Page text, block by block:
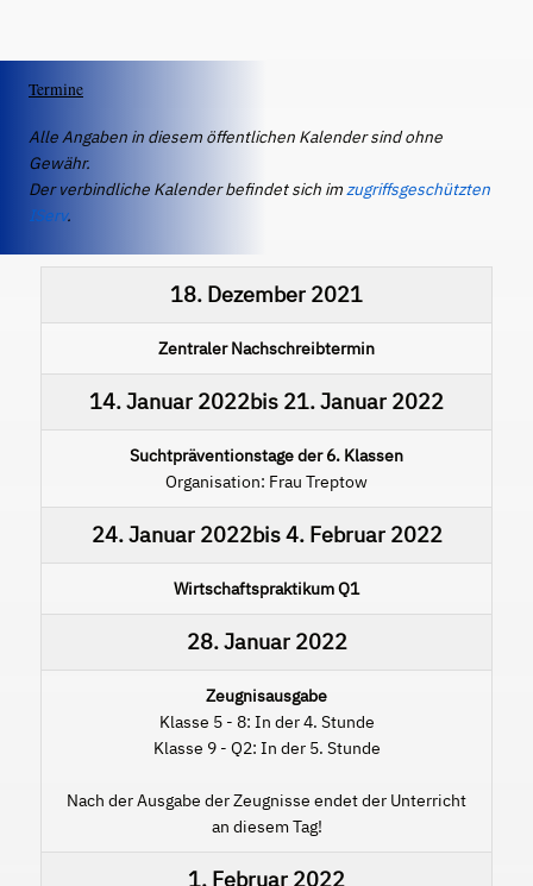
Termine
Alle Angaben in diesem öffentlichen Kalender sind ohne
Gewähr.
Der verbindliche Kalender befindet sich imzugriffsgeschützten
IServ.
18. Dezember 2021
Zentraler Nachschreibtermin
14. Januar 2022bis 21. Januar 2022
Suchtpräventionstage der 6. Klassen
Organisation: Frau Treptow
24. Januar 2022bis4. Februar 2022
Wirtschaftspraktikum Q1
28. Januar 2022
Zeugnisausgabe
Klasse 5 - 8: In der 4. Stunde
Klasse 9 - Q2: In der 5. Stunde
Nach der Ausgabe der Zeugnisse endet der Unterricht
an diesem Tag!
1. Februar 2022